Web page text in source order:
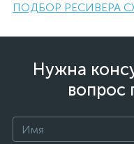
ПОДБОР РЕСИВЕРА
Нужна
вопрос